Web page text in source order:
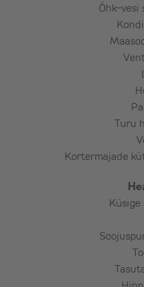
Lisatasu eest
Välisosa
Kiviplaat
Pikem torustik,
Elektritoite
Elektrikilpi
Tõstuki
maakivi, paas,
(kokkuleppel),
Õhk-vesi
Turu
Kortermajade